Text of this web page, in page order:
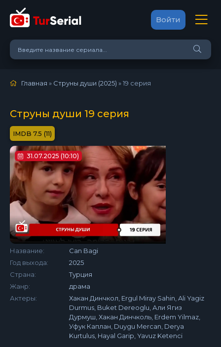
Войти
Главная » Струны души (2025) »19 серия
Струны души 19 серия
7.5 (11)
31.07.2025 (10:10)
Название:
Can Bagi
Год выхода:
2025
Страна:
Турция
Жанр:
драма
Актеры:
Хакан Динчкол, Ergul Miray Sahin, Ali Yagiz
Durmus, Buket Dereoglu, Али Ягиз
Дурмуш, Хакан Динчколь, Erdem Yilmaz,
Уфук Каплан, Duygu Mercan, Derya
Kurtulus, Hayal Garip, Yavuz Ketenci